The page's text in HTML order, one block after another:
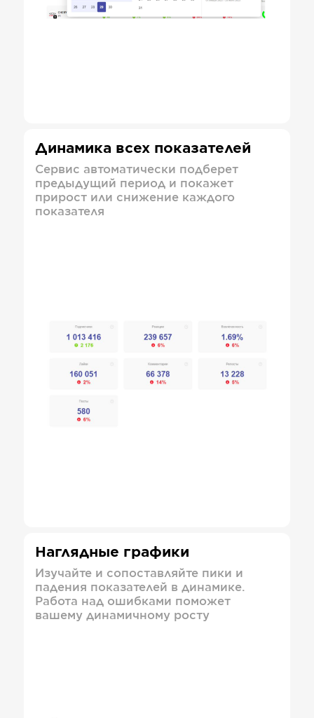
Динамика всех показателей
Сервис автоматически подберет
предыдущий период и покажет
прирост или снижение каждого
показателя
Наглядные графики
Изучайте и сопоставляйте пики и
падения показателей в динамике.
Работа над ошибками поможет
вашему динамичному росту